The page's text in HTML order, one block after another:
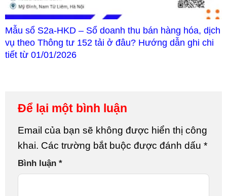
Mẫu sổ S2a-HKD – Sổ doanh thu bán hàng hóa, dịch
vụ theo Thông tư 152 tải ở đâu? Hướng dẫn ghi chi
tiết từ 01/01/2026
Để lại một bình luận
Email của bạn sẽ không được hiển thị công
khai. Các trường bắt buộc được đánh dấu *
Bình luận *